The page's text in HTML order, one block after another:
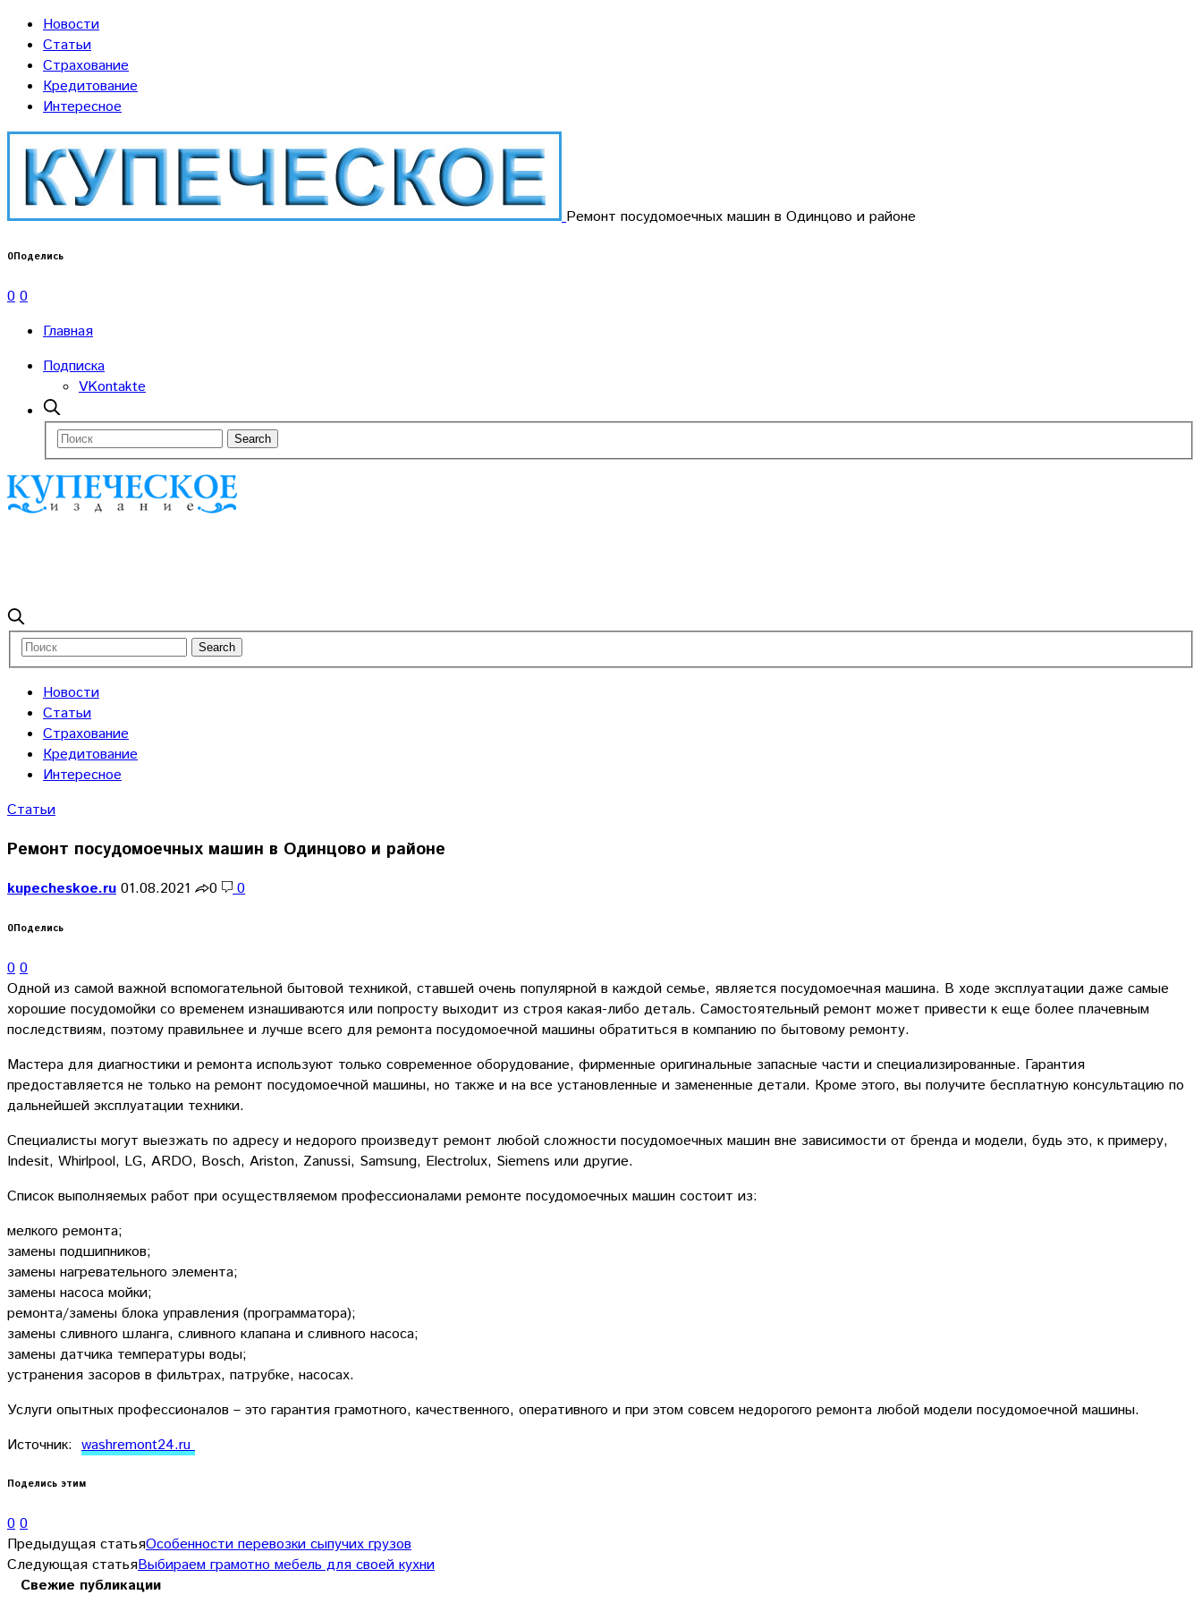
Новости
Статьи
Страхование
Кредитование
Интересное
Ремонт посудомоечных машин в Одинцово и районе
0Поделись
0 0
Главная
Подписка
VKontakte
Новости
Статьи
Страхование
Кредитование
Интересное
Статьи
Ремонт посудомоечных машин в Одинцово и районе
kupecheskoe.ru 01.08.2021 0 0
0Поделись
0 0
Одной из самой важной вспомогательной бытовой техникой, ставшей очень популярной в каждой семье, является посудомоечная машина. В ходе эксплуатации даже самые
хорошие посудомойки со временем изнашиваются или попросту выходит из строя какая-либо деталь. Самостоятельный ремонт может привести к еще более плачевным
последствиям, поэтому правильнее и лучше всего для ремонта посудомоечной машины обратиться в компанию по бытовому ремонту.
Мастера для диагностики и ремонта используют только современное оборудование, фирменные оригинальные запасные части и специализированные. Гарантия
предоставляется не только на ремонт посудомоечной машины, но также и на все установленные и замененные детали. Кроме этого, вы получите бесплатную консультацию по
дальнейшей эксплуатации техники.
Специалисты могут выезжать по адресу и недорого произведут ремонт любой сложности посудомоечных машин вне зависимости от бренда и модели, будь это, к примеру,
Indesit, Whirlpool, LG, ARDO, Bosch, Ariston, Zanussi, Samsung, Electrolux, Siemens или другие.
Список выполняемых работ при осуществляемом профессионалами ремонте посудомоечных машин состоит из:
мелкого ремонта;
замены подшипников;
замены нагревательного элемента;
замены насоса мойки;
ремонта/замены блока управления (программатора);
замены сливного шланга, сливного клапана и сливного насоса;
замены датчика температуры воды;
устранения засоров в фильтрах, патрубке, насосах.
Услуги опытных профессионалов – это гарантия грамотного, качественного, оперативного и при этом совсем недорогого ремонта любой модели посудомоечной машины.
Источник: washremont24.ru
Поделись этим
0 0
Предыдущая статьяОсобенности перевозки сыпучих грузов
Следующая статьяВыбираем грамотно мебель для своей кухни
Свежие публикации